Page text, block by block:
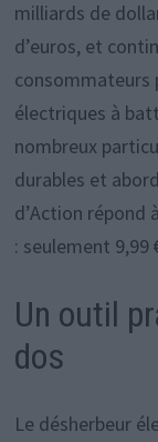
milliards de
d’euros, et
consommateurs
électriques à
nombreux
durables et
d’Action répond
: seulement 9,99
Un outil
dos
Le désherbeur